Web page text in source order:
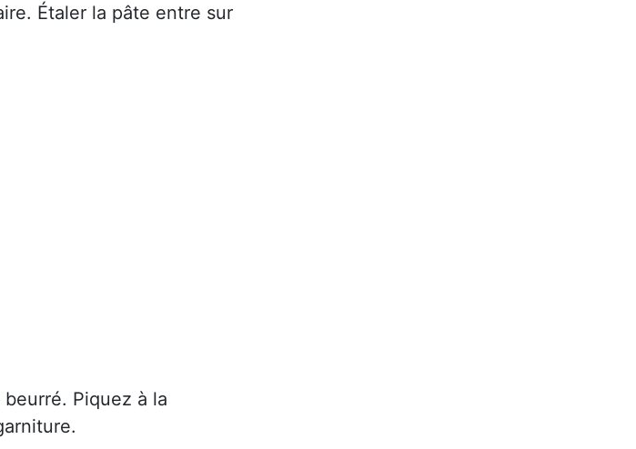
Étaler la pâte entre sur
Piquez à la